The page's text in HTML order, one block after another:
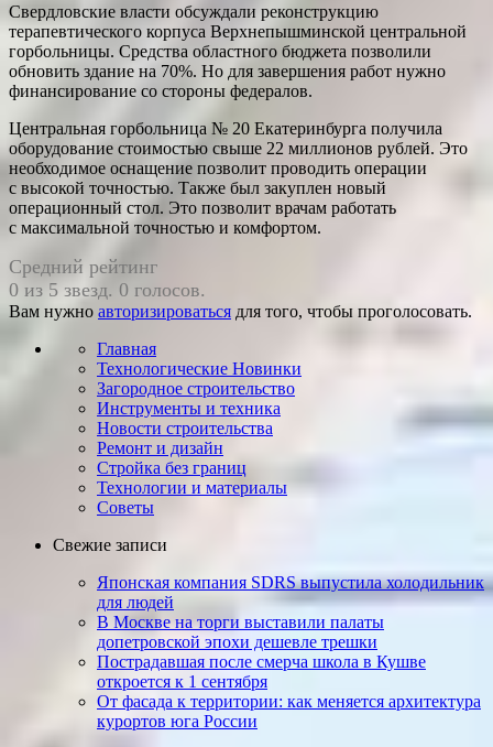
Свердловские власти обсуждали реконструкцию
терапевтического корпуса Верхнепышминской центральной
горбольницы. Средства областного бюджета позволили
обновить здание на 70%. Но для завершения работ нужно
финансирование со стороны федералов.
Центральная горбольница № 20 Екатеринбурга получила
оборудование стоимостью свыше 22 миллионов рублей. Это
необходимое оснащение позволит проводить операции
с высокой точностью. Также был закуплен новый
операционный стол. Это позволит врачам работать
с максимальной точностью и комфортом.
Средний рейтинг
0 из 5 звезд. 0 голосов.
Вам нужно авторизироваться для того, чтобы проголосовать.
Главная
Технологические Новинки
Загородное строительство
Инструменты и техника
Новости строительства
Ремонт и дизайн
Стройка без границ
Технологии и материалы
Советы
Свежие записи
Японская компания SDRS выпустила холодильник
для людей
В Москве на торги выставили палаты
допетровской эпохи дешевле трешки
Пострадавшая после смерча школа в Кушве
откроется к 1 сентября
От фасада к территории: как меняется архитектура
курортов юга России